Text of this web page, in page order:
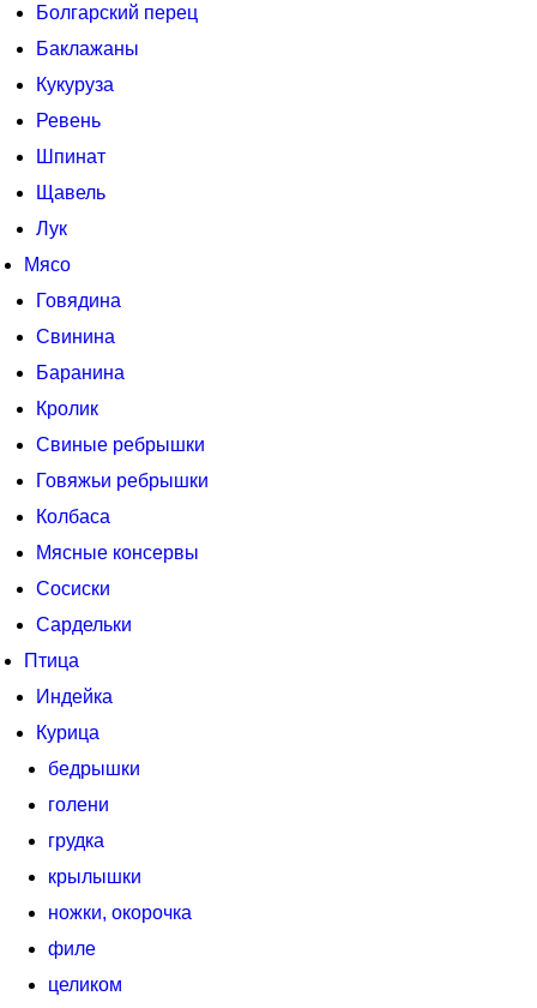
Болгарский перец
Баклажаны
Кукуруза
Ревень
Шпинат
Щавель
Лук
Мясо
Говядина
Свинина
Баранина
Кролик
Свиные ребрышки
Говяжьи ребрышки
Колбаса
Мясные консервы
Сосиски
Сардельки
Птица
Индейка
Курица
бедрышки
голени
грудка
крылышки
ножки, окорочка
филе
целиком